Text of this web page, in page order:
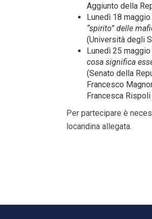
Aggiunto della
Lunedì 18
“spirito” delle
(Università degli
Lunedì 25
cosa significa
(Senato della
Francesco
Francesca
Per partecipare è
locandina allegata.